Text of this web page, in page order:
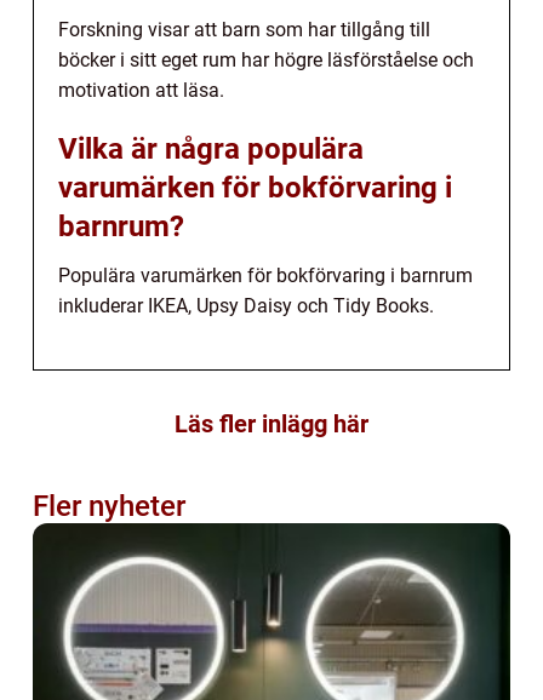
Forskning visar att barn som har tillgång till
böcker i sitt eget rum har högre läsförståelse och
motivation att läsa.
Vilka är några populära
varumärken för bokförvaring i
barnrum?
Populära varumärken för bokförvaring i barnrum
inkluderar IKEA, Upsy Daisy och Tidy Books.
Läs fler inlägg här
Fler nyheter